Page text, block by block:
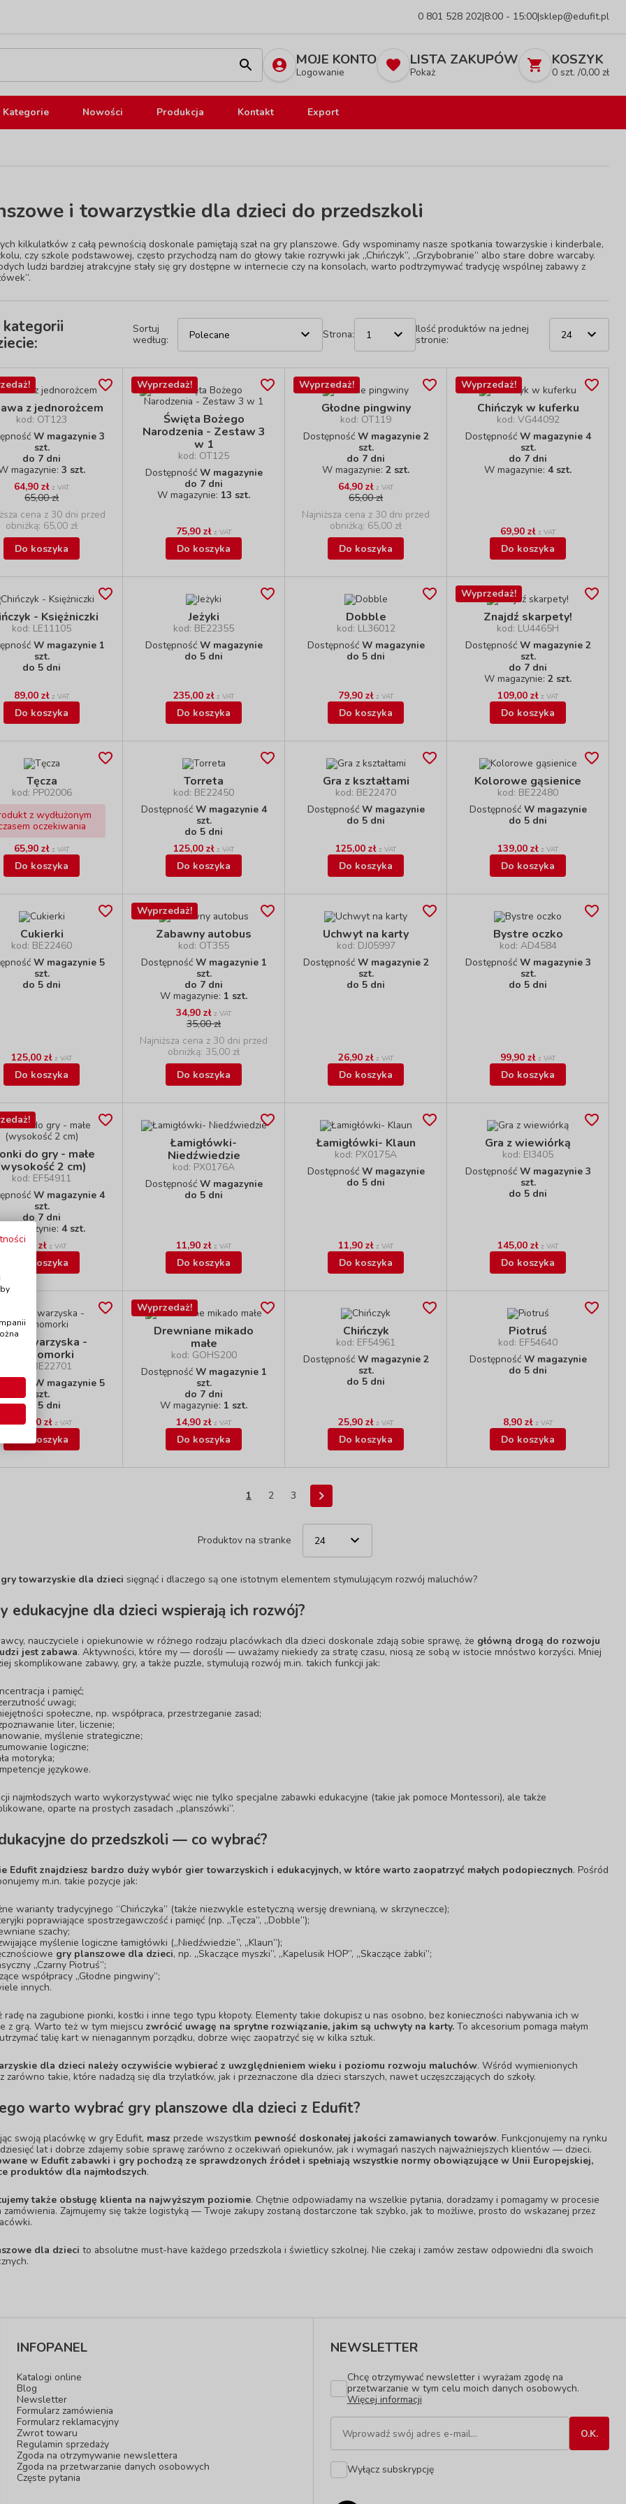
0 801 528 202|8:00 - 15:00|sklep@edufit.pl
MOJE KONTO
Logowanie
LISTA ZAKUPÓW
Pokaż
KOSZYK
0 szt. /0,00 zł
Kategorie Nowości Produkcja Kontakt Export
i towarzystkie dla dzieci do przedszkoli
kilkulatków z całą pewnością doskonale pamiętają szał na gry planszowe. Gdy wspominamy nasze spotkania towarzyskie i kinderbale,
czy szkole podstawowej, często przychodzą nam do głowy takie rozrywki jak „Chińczyk”, „Grzybobranie” albo stare dobre warcaby.
ludzi bardziej atrakcyjne stały się gry dostępne w internecie czy na konsolach, warto podtrzymywać tradycję wspólnej zabawy z
Sortuj
według:
Strona:
Ilość produktów na jednej
stronie:
z jednorożcem
kod: OT123
W magazynie 3
szt.
do 7 dni
magazynie: 3 szt.
64,90 zł z VAT
65,00 zł
cena z 30 dni przed
obniżką: 65,00 zł
Do koszyka
Wyprzedaż!
Święta Bożego
Narodzenia - Zestaw 3
w 1
kod: OT125
Dostępność W magazynie
do 7 dni
W magazynie: 13 szt.
75,90 zł z VAT
Do koszyka
Wyprzedaż!
Głodne pingwiny
kod: OT119
Dostępność W magazynie 2
szt.
do 7 dni
W magazynie: 2 szt.
64,90 zł z VAT
65,00 zł
Najniższa cena z 30 dni przed
obniżką: 65,00 zł
Do koszyka
Wyprzedaż!
Chińczyk w kuferku
kod: VG44092
Dostępność W magazynie 4
szt.
do 7 dni
W magazynie: 4 szt.
69,90 zł z VAT
Do koszyka
- Księżniczki
kod: LE11105
W magazynie 1
szt.
do 5 dni
89,00 zł z VAT
Do koszyka
Jeżyki
kod: BE22355
Dostępność W magazynie
do 5 dni
235,00 zł z VAT
Do koszyka
Dobble
kod: LL36012
Dostępność W magazynie
do 5 dni
79,90 zł z VAT
Do koszyka
Wyprzedaż!
Znajdź skarpety!
kod: LU4465H
Dostępność W magazynie 2
szt.
do 7 dni
W magazynie: 2 szt.
109,00 zł z VAT
Do koszyka
Tęcza
kod: PP02006
z wydłużonym
oczekiwania
65,90 zł z VAT
Do koszyka
Torreta
kod: BE22450
Dostępność W magazynie 4
szt.
do 5 dni
125,00 zł z VAT
Do koszyka
Gra z kształtami
kod: BE22470
Dostępność W magazynie
do 5 dni
125,00 zł z VAT
Do koszyka
Kolorowe gąsienice
kod: BE22480
Dostępność W magazynie
do 5 dni
139,00 zł z VAT
Do koszyka
Cukierki
kod: BE22460
W magazynie 5
szt.
do 5 dni
125,00 zł z VAT
Do koszyka
Wyprzedaż!
Zabawny autobus
kod: OT355
Dostępność W magazynie 1
szt.
do 7 dni
W magazynie: 1 szt.
34,90 zł z VAT
35,00 zł
Najniższa cena z 30 dni przed
obniżką: 35,00 zł
Do koszyka
Uchwyt na karty
kod: DJ05997
Dostępność W magazynie 2
szt.
do 5 dni
26,90 zł z VAT
Do koszyka
Bystre oczko
kod: AD4584
Dostępność W magazynie 3
szt.
do 5 dni
99,90 zł z VAT
Do koszyka
do gry - małe
2 cm)
kod: EF54911
W magazynie 4
szt.
do 7 dni
W magazynie: 4 szt.
6,90 zł z VAT
Do koszyka
Łamigłówki-
Niedźwiedzie
kod: PX0176A
Dostępność W magazynie
do 5 dni
11,90 zł z VAT
Do koszyka
Łamigłówki- Klaun
kod: PX0175A
Dostępność W magazynie
do 5 dni
11,90 zł z VAT
Do koszyka
Gra z wiewiórką
kod: EI3405
Dostępność W magazynie 3
szt.
do 5 dni
145,00 zł z VAT
Do koszyka
Gra towarzyska -
Muchomorki
kod: BE22701
W magazynie 5
szt.
do 5 dni
159,00 zł z VAT
Do koszyka
Wyprzedaż!
Drewniane mikado
małe
kod: GOHS200
Dostępność W magazynie 1
szt.
do 7 dni
W magazynie: 1 szt.
14,90 zł z VAT
Do koszyka
Chińczyk
kod: EF54961
Dostępność W magazynie 2
szt.
do 5 dni
25,90 zł z VAT
Do koszyka
Piotruś
kod: EF54640
Dostępność W magazynie
do 5 dni
8,90 zł z VAT
Do koszyka
1 2 3
Produktov na stranke
gry towarzyskie dla dzieci sięgnąć i dlaczego są one istotnym elementem stymulującym rozwój maluchów?
edukacyjne dla dzieci wspierają ich rozwój?
nauczyciele i opiekunowie w różnego rodzaju placówkach dla dzieci doskonale zdają sobie sprawę, że główną drogą do rozwoju
jest zabawa. Aktywności, które my — dorośli — uważamy niekiedy za stratę czasu, niosą ze sobą w istocie mnóstwo korzyści. Mniej
skomplikowane zabawy, gry, a także puzzle, stymulują rozwój m.in. takich funkcji jak:
i pamięć;
uwagi;
społeczne, np. współpraca, przestrzeganie zasad;
liter, liczenie;
myślenie strategiczne;
logiczne;
motoryka;
językowe.
najmłodszych warto wykorzystywać więc nie tylko specjalne zabawki edukacyjne (takie jak pomoce Montessori), ale także
oparte na prostych zasadach „planszówki”.
do przedszkoli — co wybrać?
Edufit znajdziesz bardzo duży wybór gier towarzyskich i edukacyjnych, w które warto zaopatrzyć małych podopiecznych. Pośród
m.in. takie pozycje jak:
warianty tradycyjnego “Chińczyka” (także niezwykle estetyczną wersję drewnianą, w skrzyneczce);
poprawiające spostrzegawczość i pamięć (np. „Tęcza”, „Dobble”);
szachy;
myślenie logiczne łamigłówki („Niedźwiedzie”, „Klaun”);
gry planszowe dla dzieci, np. „Skaczące myszki”, „Kapelusik HOP”, „Skaczące żabki”;
„Czarny Piotruś”;
współpracy „Głodne pingwiny”;
innych.
radę na zagubione pionki, kostki i inne tego typu kłopoty. Elementy takie dokupisz u nas osobno, bez konieczności nabywania ich w
z grą. Warto też w tym miejscu zwrócić uwagę na sprytne rozwiązanie, jakim są uchwyty na karty. To akcesorium pomaga małym
talię kart w nienagannym porządku, dobrze więc zaopatrzyć się w kilka sztuk.
dla dzieci należy oczywiście wybierać z uwzględnieniem wieku i poziomu rozwoju maluchów. Wśród wymienionych
zarówno takie, które nadadzą się dla trzylatków, jak i przeznaczone dla dzieci starszych, nawet uczęszczających do szkoły.
warto wybrać gry planszowe dla dzieci z Edufit?
swoją placówkę w gry Edufit, masz przede wszystkim pewność doskonałej jakości zamawianych towarów. Funkcjonujemy na rynku
dziesięć lat i dobrze zdajemy sobie sprawę zarówno z oczekiwań opiekunów, jak i wymagań naszych najważniejszych klientów — dzieci.
w Edufit zabawki i gry pochodzą ze sprawdzonych źródeł i spełniają wszystkie normy obowiązujące w Unii Europejskiej,
produktów dla najmłodszych.
także obsługę klienta na najwyższym poziomie. Chętnie odpowiadamy na wszelkie pytania, doradzamy i pomagamy w procesie
zamówienia. Zajmujemy się także logistyką — Twoje zakupy zostaną dostarczone tak szybko, jak to możliwe, prosto do wskazanej przez
dla dzieci to absolutne must-have każdego przedszkola i świetlicy szkolnej. Nie czekaj i zamów zestaw odpowiedni dla swoich
INFOPANEL
Katalogi online
Blog
Newsletter
Formularz zamówienia
Formularz reklamacyjny
Zwrot towaru
Regulamin sprzedaży
Zgoda na otrzymywanie newslettera
Zgoda na przetwarzanie danych osobowych
Częste pytania
NEWSLETTER
Chcę otrzymywać newsletter i wyrażam zgodę na
przetwarzanie w tym celu moich danych osobowych.
Więcej informacji
Wyłącz subskrypcję